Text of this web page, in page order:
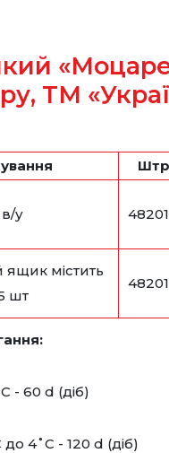
ТМ
в/у
містить
шт
- 60 d (діб)
до 4˚С - 120 d (діб)